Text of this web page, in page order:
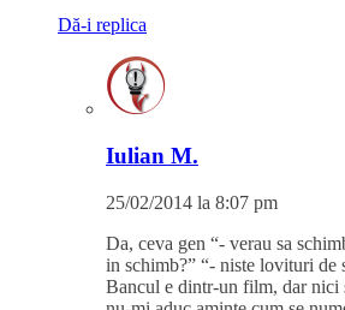
Dă-i replica
Iulian M.
25/02/2014 la 8:07 pm
Da, ceva gen “- verau sa
in schimb?” “- niste lovituri de
Bancul e dintr-un film, dar nici